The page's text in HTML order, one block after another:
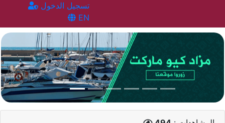
تسجيل الدخول
EN